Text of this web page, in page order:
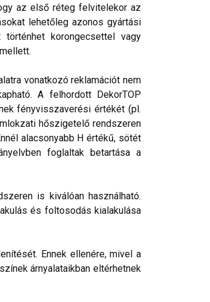
az első réteg felvitelekor az
lehetőleg azonos gyártási
korongecsettel vagy
vonatkozó reklamációt nem
A felhordott DekorTOP
fényvisszaverési értékét (pl.
hőszigetelő rendszeren
alacsonyabb H értékű, sötét
foglaltak betartása a
is kiválóan használható.
és foltosodás kialakulása
Ennek ellenére, mivel a
árnyalataikban eltérhetnek